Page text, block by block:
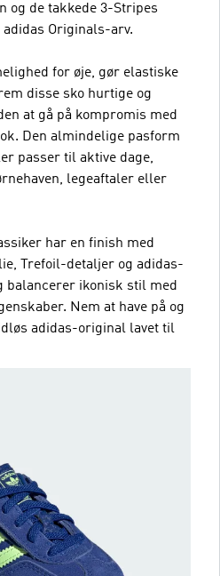
og de takkede 3-Stripes
Originals-arv.
for øje, gør elastiske
disse sko hurtige og
at gå på kompromis med
Den almindelige pasform
passer til aktive dage,
legeaftaler eller
har en finish med
Trefoil-detaljer og adidas-
balancerer ikonisk stil med
Nem at have på og
adidas-original lavet til